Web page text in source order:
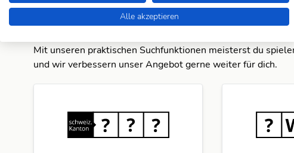
Die KWDB ist dein zuverlässiger Partner für
Mit unseren praktischen Suchfunktionen meisterst du
und wir verbessern unser Angebot gerne weiter für dich.
Alle akzeptieren